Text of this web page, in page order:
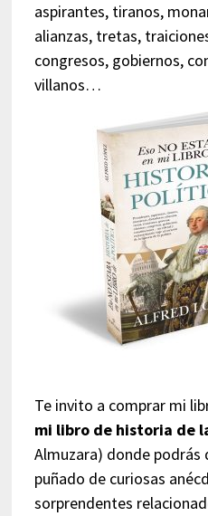
aspirantes, tiranos,
alianzas, tretas,
congresos, gobiernos,
villanos…
Te invito a comprar mi
mi libro de historia de
Almuzara) donde podrás
puñado de curiosas
sorprendentes